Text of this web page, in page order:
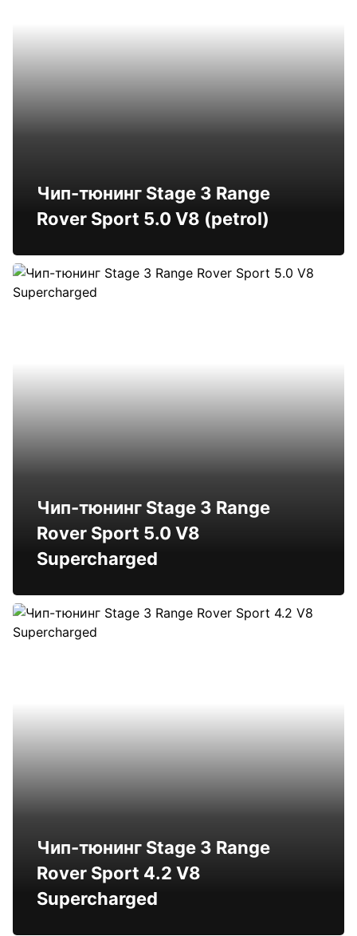
Чип-тюнинг Stage 3 Range
Rover Sport 5.0 V8 (petrol)
Чип-тюнинг Stage 3 Range
Rover Sport 5.0 V8
Supercharged
Чип-тюнинг Stage 3 Range
Rover Sport 4.2 V8
Supercharged